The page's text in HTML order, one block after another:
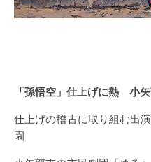
「孫悟空」仕上げに熱 小
仕上げの稽古に取り組む出
園